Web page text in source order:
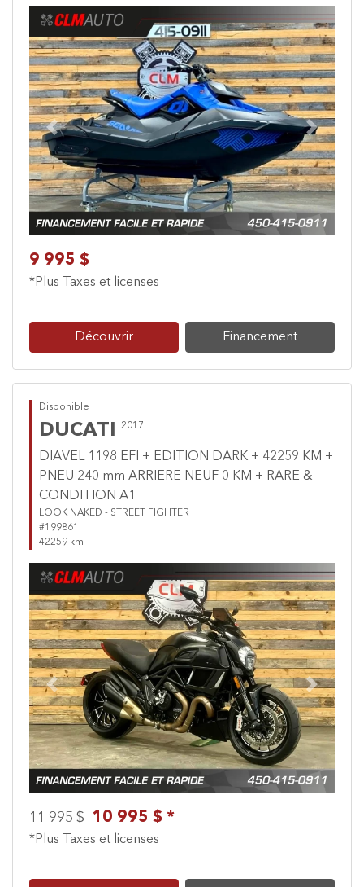
Previous Next
9 995 $
*Plus Taxes et licenses
Découvrir Financement
Disponible
DUCATI 2017
DIAVEL 1198 EFI + EDITION DARK + 42259 KM +
PNEU 240 mm ARRIERE NEUF 0 KM + RARE &
CONDITION A1
LOOK NAKED - STREET FIGHTER
#199861
42259 km
Previous Next
11 995 $ 10 995 $ *
*Plus Taxes et licenses